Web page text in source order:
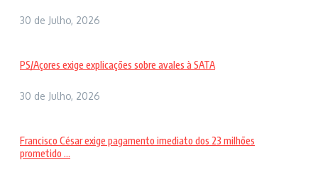
30 de Julho, 2026
PS/Açores exige explicações sobre avales à SATA
30 de Julho, 2026
Francisco César exige pagamento imediato dos 23 milhões
prometido ...